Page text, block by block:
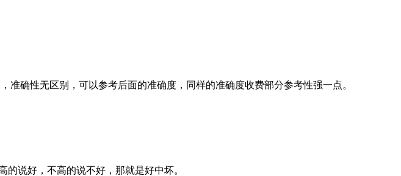
确性无区别，可以参考后面的准确度，同样的准确度收费部分参考性强一点。
说好，不高的说不好，那就是好中坏。